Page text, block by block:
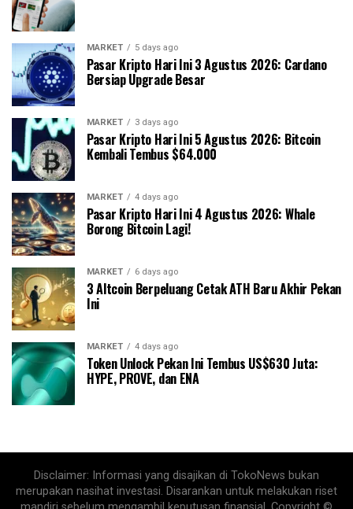
MARKET 5 days ago
Pasar Kripto Hari Ini 3 Agustus 2026: Cardano
Bersiap Upgrade Besar
MARKET 3 days ago
Pasar Kripto Hari Ini 5 Agustus 2026: Bitcoin
Kembali Tembus $64.000
MARKET 4 days ago
Pasar Kripto Hari Ini 4 Agustus 2026: Whale
Borong Bitcoin Lagi!
MARKET 6 days ago
3 Altcoin Berpeluang Cetak ATH Baru Akhir Pekan
Ini
MARKET 4 days ago
Token Unlock Pekan Ini Tembus US$630 Juta:
HYPE, PROVE, dan ENA
Disclaimer: Informasi yang disajikan di TokoNews bukan
merupakan nasihat investasi. Disarankan untuk melakukan riset